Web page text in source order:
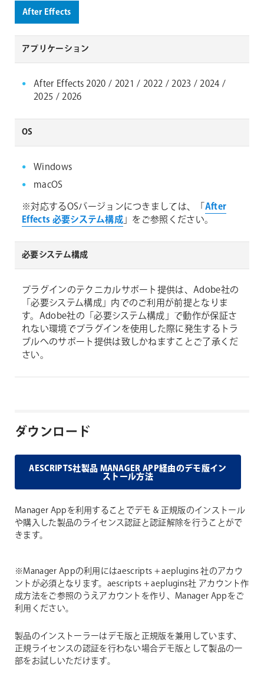
After Effects
アプリケーション
After Effects 2020 / 2021 / 2022 / 2023 / 2024 /
2025 / 2026
OS
Windows
macOS
※対応するOSバージョンにつきましては、「After
Effects 必要システム構成」をご参照ください。
必要システム構成
プラグインのテクニカルサポート提供は、Adobe社の
「必要システム構成」内でのご利用が前提となりま
す。Adobe社の「必要システム構成」で動作が保証さ
れない環境でプラグインを使用した際に発生するトラ
ブルへのサポート提供は致しかねますことご了承くだ
さい。
ダウンロード
AESCRIPTS社製品 MANAGER APP経由のデモ版イン
ストール方法
Manager Appを利用することでデモ & 正規版のインストール
や購入した製品のライセンス認証と認証解除を行うことがで
きます。
※Manager Appの利用にはaescripts + aeplugins 社のアカウ
ントが必須となります。aescripts + aeplugins社 アカウント作
成方法をご参照のうえアカウントを作り、Manager Appをご
利用ください。
製品のインストーラーはデモ版と正規版を兼用しています、
正規ライセンスの認証を行わない場合デモ版として製品の一
部をお試しいただけます。